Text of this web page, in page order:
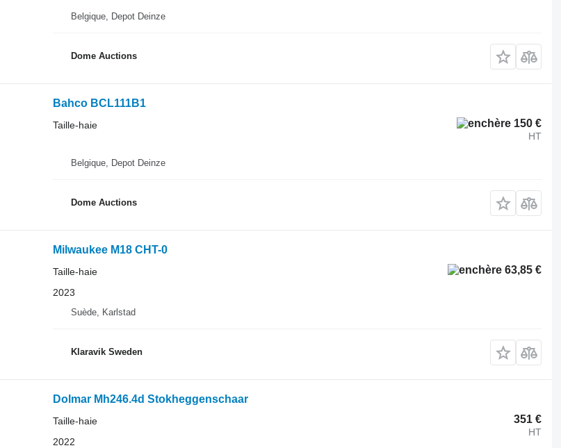
Belgique, Depot Deinze
Dome Auctions
Bahco BCL111B1
150 €
HT
Taille-haie
Belgique, Depot Deinze
Dome Auctions
Milwaukee M18 CHT-0
63,85 €
Taille-haie
2023
Suède, Karlstad
Klaravik Sweden
Dolmar Mh246.4d Stokheggenschaar
351 €
HT
Taille-haie
2022